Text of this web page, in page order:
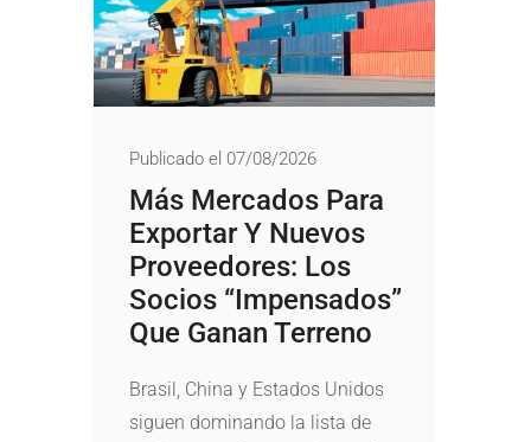
Publicado el 07/08/2026
Más Mercados Para
Exportar Y Nuevos
Proveedores: Los
Socios “impensados”
Que Ganan Terreno
Brasil, China y Estados Unidos
siguen dominando la lista de